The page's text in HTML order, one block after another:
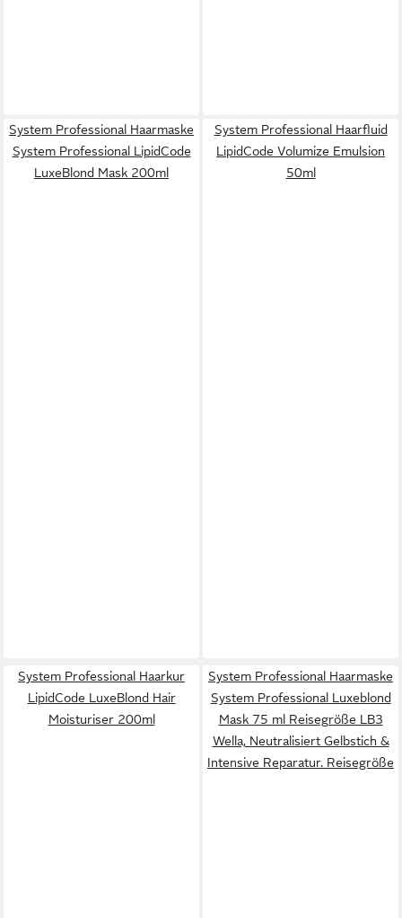
System Professional Haarmaske
System Professional LipidCode
LuxeBlond Mask 200ml
System Professional Haarfluid
LipidCode Volumize Emulsion
50ml
System Professional Haarkur
LipidCode LuxeBlond Hair
Moisturiser 200ml
System Professional Haarmaske
System Professional Luxeblond
Mask 75 ml Reisegröße LB3
Wella, Neutralisiert Gelbstich &
Intensive Reparatur. Reisegröße